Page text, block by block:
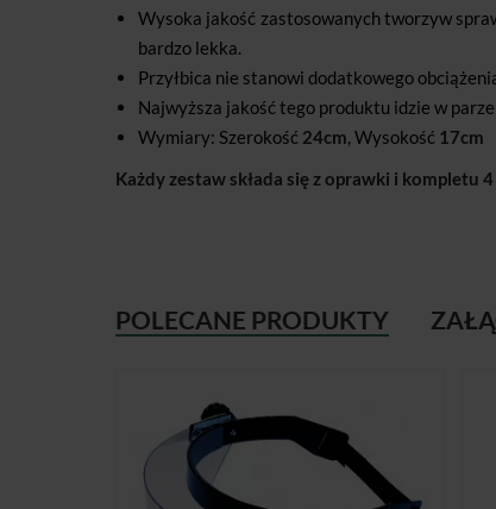
Wysoka jakość zastosowanych tworzyw
bardzo lekka.
Przyłbica nie stanowi dodatkowego
Najwyższa jakość tego produktu idzie w
Wymiary: Szerokość 24cm, Wysokość 17cm
Każdy zestaw składa się z oprawki i
POLECANE PRODUKTY